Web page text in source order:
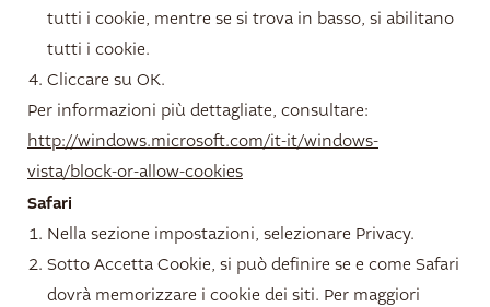
tutti i cookie, mentre se si trova in basso, si abilitano
tutti i cookie.
Cliccare su OK.
Per informazioni più dettagliate, consultare:
http://windows.microsoft.com/it-it/windows-
vista/block-or-allow-cookies
Safari
Nella sezione impostazioni, selezionare Privacy.
Sotto Accetta Cookie, si può definire se e come Safari
dovrà memorizzare i cookie dei siti. Per maggiori